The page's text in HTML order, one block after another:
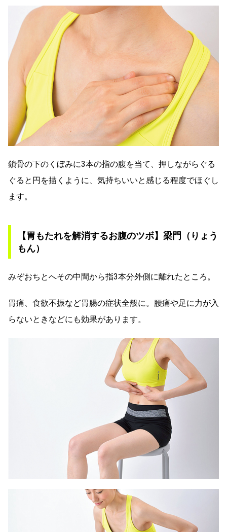
鎖骨の下のくぼみに3本の指の腹を当て、押しながらぐる
ぐると円を描くように、気持ちいいと感じる程度でほぐし
ます。
【胃もたれを解消するお腹のツボ】梁門（りょう
もん）
みぞおちとへその中間から指3本分外側に離れたところ。
胃痛、食欲不振など胃腸の症状全般に。腰痛や足に力が入
らないときなどにも効果があります。